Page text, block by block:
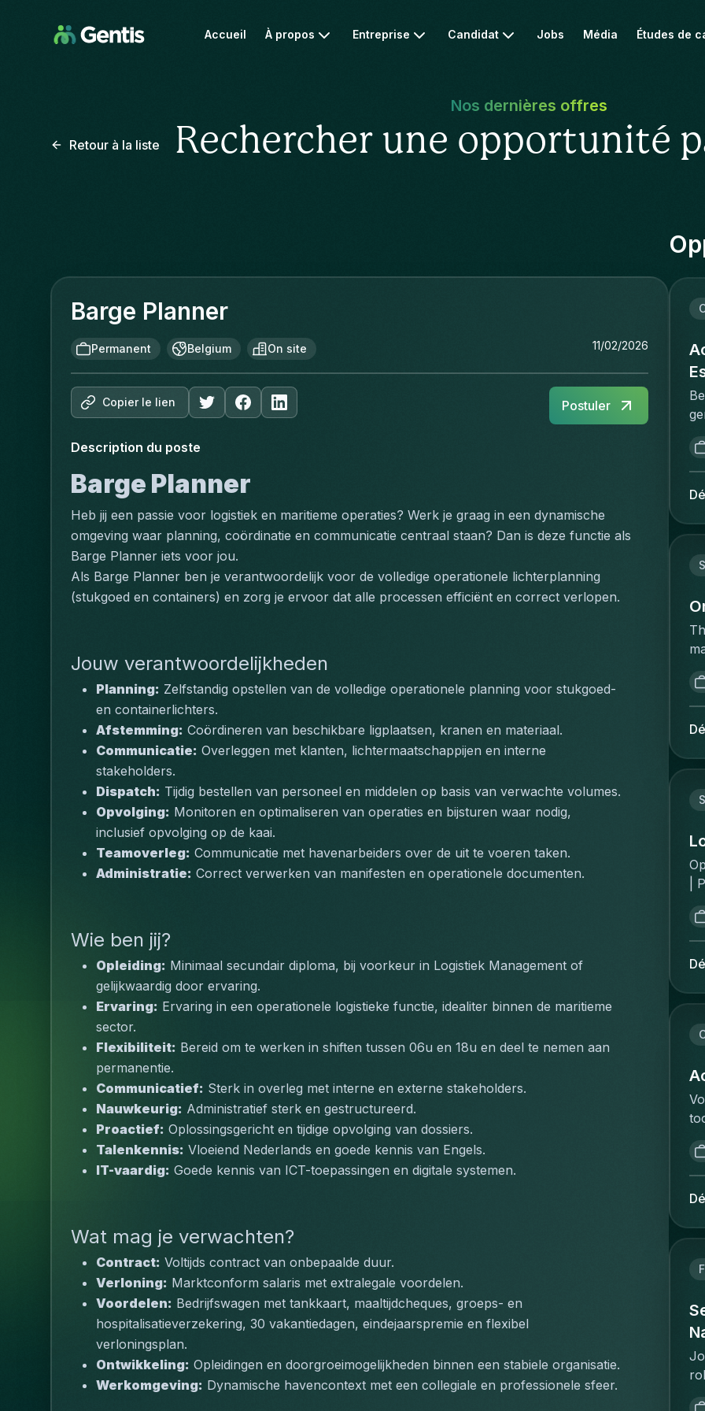
Accueil À propos Entreprise Candidat Jobs Média Études de
Nos dernières offres
Rechercher une opportunité
Retour à la liste
Barge Planner
Permanent Belgium On site 11/02/2026
Copier le lien Postuler
Description du poste
Barge Planner
Heb jij een passie voor logistiek en maritieme operaties? Werk je graag in een dynamische
omgeving waar planning, coördinatie en communicatie centraal staan? Dan is deze functie als
Barge Planner iets voor jou.
Als Barge Planner ben je verantwoordelijk voor de volledige operationele lichterplanning
(stukgoed en containers) en zorg je ervoor dat alle processen efficiënt en correct verlopen.
Jouw verantwoordelijkheden
Planning: Zelfstandig opstellen van de volledige operationele planning voor stukgoed-
en containerlichters.
Afstemming: Coördineren van beschikbare ligplaatsen, kranen en materiaal.
Communicatie: Overleggen met klanten, lichtermaatschappijen en interne
stakeholders.
Dispatch: Tijdig bestellen van personeel en middelen op basis van verwachte volumes.
Opvolging: Monitoren en optimaliseren van operaties en bijsturen waar nodig,
inclusief opvolging op de kaai.
Teamoverleg: Communicatie met havenarbeiders over de uit te voeren taken.
Administratie: Correct verwerken van manifesten en operationele documenten.
Wie ben jij?
Opleiding: Minimaal secundair diploma, bij voorkeur in Logistiek Management of
gelijkwaardig door ervaring.
Ervaring: Ervaring in een operationele logistieke functie, idealiter binnen de maritieme
sector.
Flexibiliteit: Bereid om te werken in shiften tussen 06u en 18u en deel te nemen aan
permanentie.
Communicatief: Sterk in overleg met interne en externe stakeholders.
Nauwkeurig: Administratief sterk en gestructureerd.
Proactief: Oplossingsgericht en tijdige opvolging van dossiers.
Talenkennis: Vloeiend Nederlands en goede kennis van Engels.
IT-vaardig: Goede kennis van ICT-toepassingen en digitale systemen.
Wat mag je verwachten?
Contract: Voltijds contract van onbepaalde duur.
Verloning: Marktconform salaris met extralegale voordelen.
Voordelen: Bedrijfswagen met tankkaart, maaltijdcheques, groeps- en
hospitalisatieverzekering, 30 vakantiedagen, eindejaarspremie en flexibel
verloningsplan.
Ontwikkeling: Opleidingen en doorgroeimogelijkheden binnen een stabiele organisatie.
Werkomgeving: Dynamische havencontext met een collegiale en professionele sfeer.
in
|
is